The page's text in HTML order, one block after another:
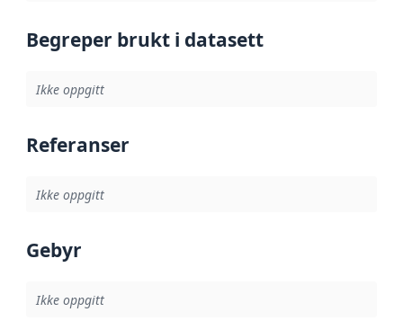
Begreper brukt i datasett
Ikke oppgitt
Referanser
Ikke oppgitt
Gebyr
Ikke oppgitt